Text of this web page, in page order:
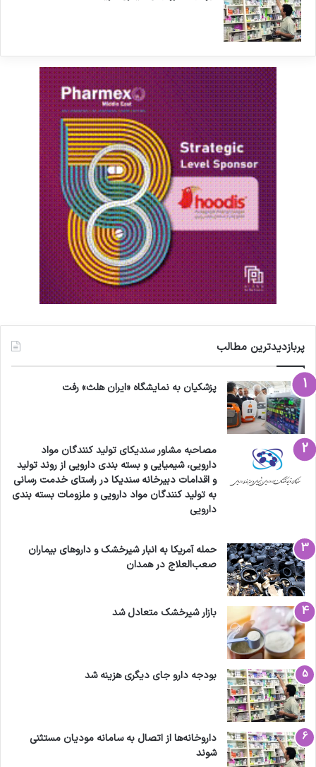
پربازدیدترین مطالب
پزشکیان به نمایشگاه «ایران هلث» رفت
مصاحبه مشاور سندیکای تولید کنندگان مواد
دارویی، شیمیایی و بسته بندی دارویی از روند تولید
و اقدامات دبیرخانه سندیکا در راستای خدمت رسانی
به تولید کنندگان مواد دارویی و ملزومات بسته بندی
دارویی
حمله آمریکا به انبار شیرخشک و داروهای بیماران
صعب‌العلاج در همدان
بازار شیرخشک متعادل شد
بودجه دارو جای دیگری هزینه شد
داروخانه‌ها از اتصال به سامانه مودیان مستثنی
شوند